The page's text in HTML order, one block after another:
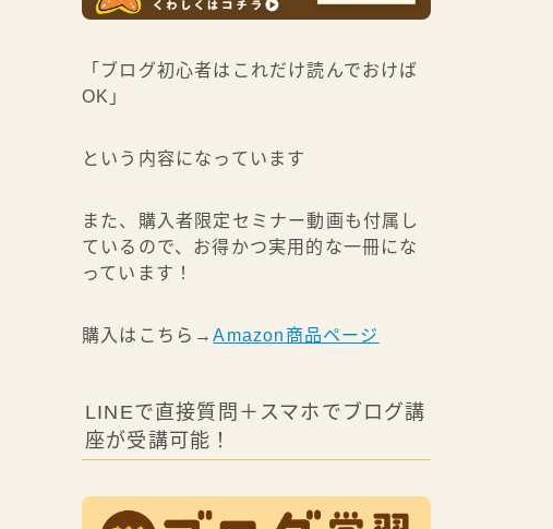
「ブログ初心者はこれだけ読んでおけば
OK」
という内容になっています
また、購入者限定セミナー動画も付属し
ているので、お得かつ実用的な一冊にな
っています！
購入はこちら→Amazon商品ページ
LINEで直接質問＋スマホでブログ講
座が受講可能！